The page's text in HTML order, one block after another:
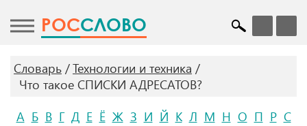
POCСЛОВО
Словарь
Технологии и техника
Что такое СПИСКИ АДРЕСАТОВ?
А Б В Г Д Е Ё Ж З И Й К Л М Н О П Р С